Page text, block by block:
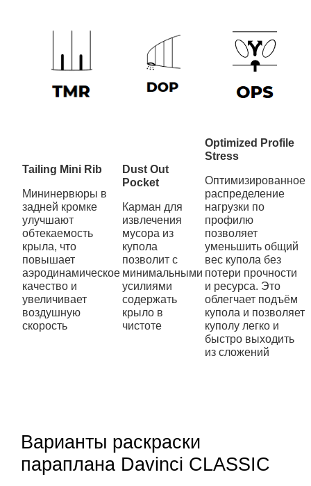
Tailing Mini Rib
Мининервюры в
задней кромке
улучшают
обтекаемость
крыла, что
повышает
аэродинамическое
качество и
увеличивает
воздушную
скорость
Dust Out
Pocket
Карман для
извлечения
мусора из
купола
позволит с
минимальными
усилиями
содержать
крыло в
чистоте
Optimized Profile
Stress
Оптимизированное
распределение
нагрузки по
профилю
позволяет
уменьшить общий
вес купола без
потери прочности
и ресурса. Это
облегчает подъём
купола и позволяет
куполу легко и
быстро выходить
из сложений
Варианты раскраски
параплана Davinci CLASSIC